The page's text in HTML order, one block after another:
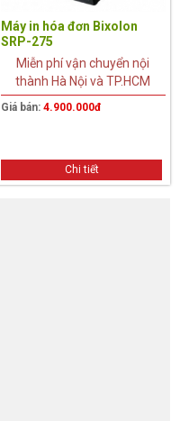
Máy in hóa đơn Bixolon
SRP-275
Miễn phí vận chuyển nội
thành Hà Nội và TP.HCM
Giá bán: 4.900.000đ
Chi tiết